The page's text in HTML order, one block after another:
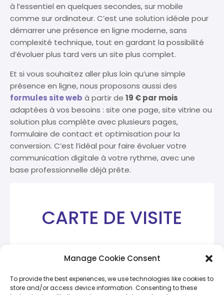
Manage Cookie Consent
To provide the best experiences, we use technologies like cookies to
store and/or access device information. Consenting to these
à l’essentiel en quelques secondes, sur mobile
comme sur ordinateur. C’est une solution idéale pour
démarrer une présence en ligne moderne, sans
complexité technique, tout en gardant la possibilité
d’évoluer plus tard vers un site plus complet.
Et si vous souhaitez aller plus loin qu’une simple
présence en ligne, nous proposons aussi des
formules site web à partir de 19 € par mois
adaptées à vos besoins : site one page, site vitrine ou
solution plus complète avec plusieurs pages,
formulaire de contact et optimisation pour la
conversion. C’est l’idéal pour faire évoluer votre
communication digitale à votre rythme, avec une
base professionnelle déjà prête.
CARTE DE VISITE
€9999